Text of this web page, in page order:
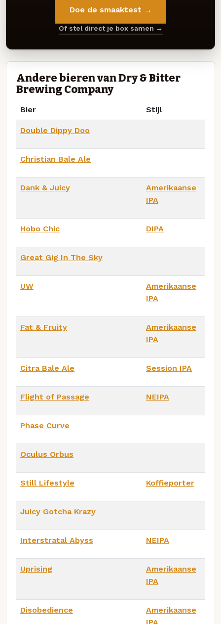
Doe de smaaktest →
Of stel direct je box samen →
Andere bieren van Dry & Bitter
Brewing Company
Bier Stijl
Double Dippy Doo
Christian Bale Ale
Dank & Juicy
Amerikaanse
IPA
Hobo Chic DIPA
Great Gig In The Sky
UW
Amerikaanse
IPA
Fat & Fruity
Amerikaanse
IPA
Citra Bale Ale Session IPA
Flight of Passage NEIPA
Phase Curve
Oculus Orbus
Still Lifestyle Koffieporter
Juicy Gotcha Krazy
Interstratal Abyss NEIPA
Uprising
Amerikaanse
IPA
Disobedience
Amerikaanse